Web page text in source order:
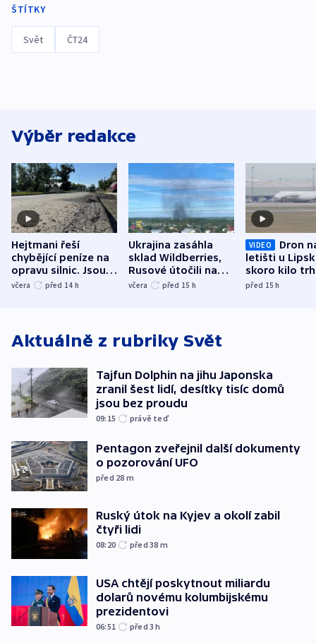
ŠTÍTKY
Svět ČT24
Výběr redakce
Hejtmani řeší
chybějící peníze na
opravu silnic. Jsou
nenárokové, namítá
včera před 14 h
Ukrajina zasáhla
sklad Wildberries,
Rusové útočili na
trh, hasiče či
včera před 15 h
VIDEO
Dron
letišti u
skoro kilo
indicie
před 15h
Aktuálně z rubriky Svět
Tajfun Dolphin na jihu Japonska
zranil šest lidí, desítky tisíc domů
jsou bez proudu
09:15 právě teď
Pentagon zveřejnil další dokumenty
o pozorování UFO
před 28 m
Ruský útok na Kyjev a okolí zabil
čtyři lidi
08:20 před 38 m
USA chtějí poskytnout miliardu
dolarů novému kolumbijskému
prezidentovi
06:51 před 3h